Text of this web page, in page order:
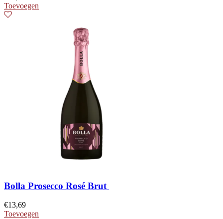
Toevoegen
Bolla Prosecco Rosé Brut
€13,69
Toevoegen